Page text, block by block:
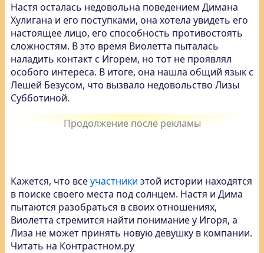
Настя осталась недовольна поведением Димана
Хулигана и его поступками, она хотела увидеть его
настоящее лицо, его способность противостоять
сложностям. В это время Виолетта пыталась
наладить контакт с Игорем, но тот не проявлял
особого интереса. В итоге, она нашла общий язык с
Лешей Безусом, что вызвало недовольство Лизы
Субботиной.
Кажется, что всеучастники этой истории находятся
в поиске своего места под солнцем. Настя и Дима
пытаются разобраться в своих отношениях,
Виолетта стремится найти понимание у Игоря, а
Лиза не может принять новую девушку в компании.
Читать на Контрастном.ру